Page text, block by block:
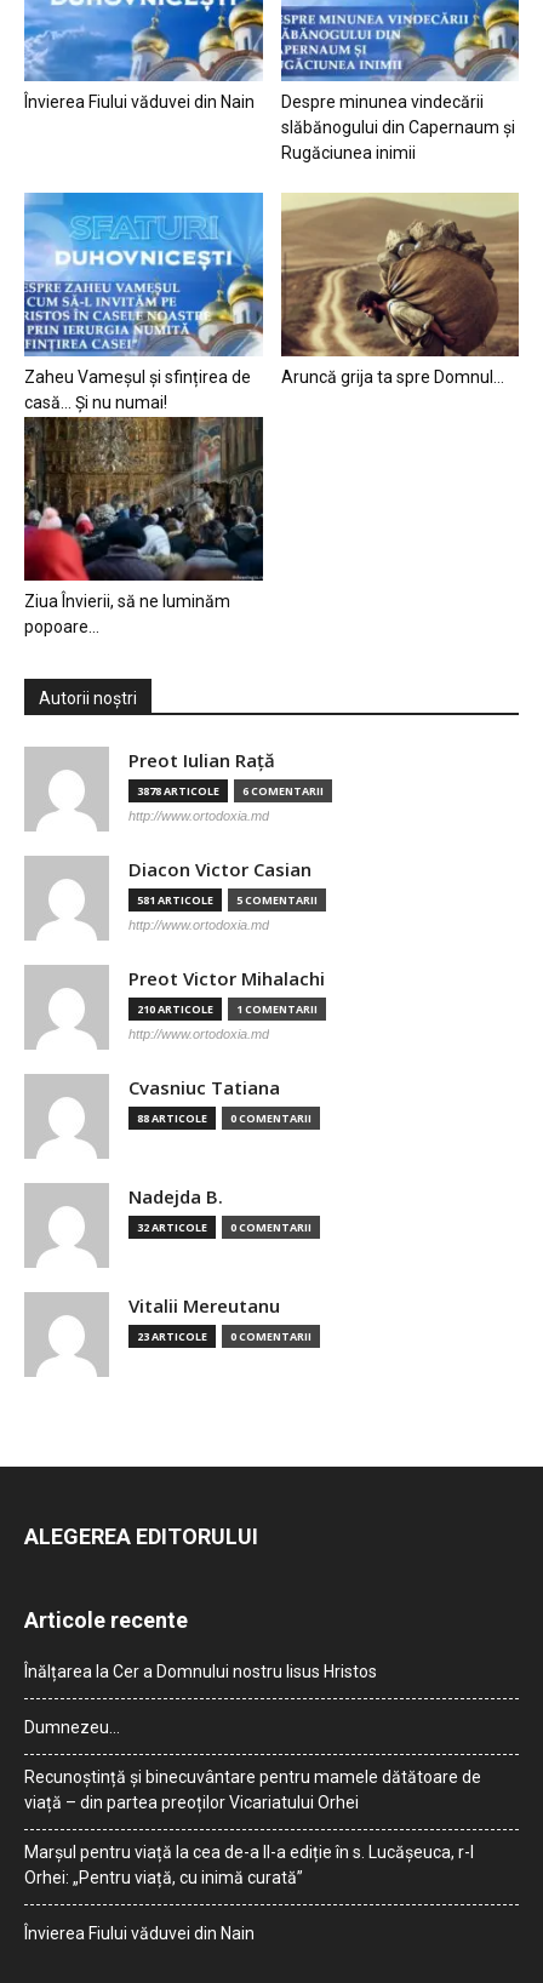
Învierea Fiului văduvei din Nain
Despre minunea vindecării
slăbănogului din Capernaum și
Rugăciunea inimii
Zaheu Vameșul și sfințirea de
casă… Și nu numai!
Aruncă grija ta spre Domnul…
Ziua Învierii, să ne luminăm
popoare…
Autorii noștri
Preot Iulian Raţă
3878 ARTICOLE 6 COMENTARII
http://www.ortodoxia.md
Diacon Victor Casian
581 ARTICOLE 5 COMENTARII
http://www.ortodoxia.md
Preot Victor Mihalachi
210 ARTICOLE 1 COMENTARII
http://www.ortodoxia.md
Cvasniuc Tatiana
88 ARTICOLE 0 COMENTARII
Nadejda B.
32 ARTICOLE 0 COMENTARII
Vitalii Mereutanu
23 ARTICOLE 0 COMENTARII
ALEGEREA EDITORULUI
Articole recente
Înălțarea la Cer a Domnului nostru Iisus Hristos
Dumnezeu…
Recunoștință și binecuvântare pentru mamele dătătoare de
viață – din partea preoților Vicariatului Orhei
Marșul pentru viață la cea de-a II-a ediție în s. Lucășeuca, r-l
Orhei: „Pentru viață, cu inimă curată”
Învierea Fiului văduvei din Nain